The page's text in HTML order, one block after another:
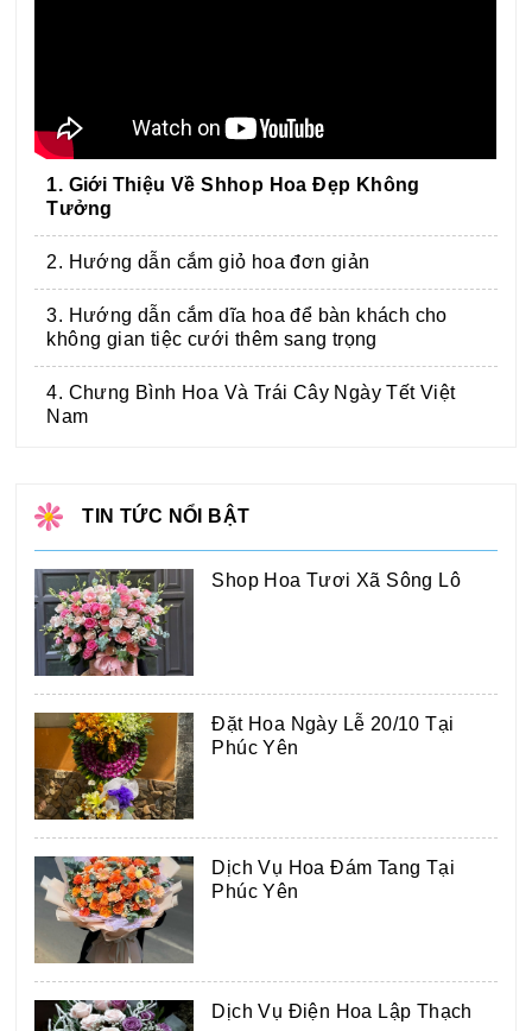
1. Giới Thiệu Về Shhop Hoa Đẹp Không
Tưởng
2. Hướng dẫn cắm giỏ hoa đơn giản
3. Hướng dẫn cắm dĩa hoa để bàn khách cho
không gian tiệc cưới thêm sang trọng
4. Chưng Bình Hoa Và Trái Cây Ngày Tết Việt
Nam
TIN TỨC NỔI BẬT
Shop Hoa Tươi Xã Sông Lô
Đặt Hoa Ngày Lễ 20/10 Tại
Phúc Yên
Dịch Vụ Hoa Đám Tang Tại
Phúc Yên
Dịch Vụ Điện Hoa Lập Thạch